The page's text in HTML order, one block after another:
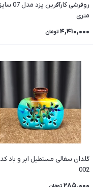
متری
4,410,000 تومان
گلدان سفالی مستطیل ابر و باد کد
002